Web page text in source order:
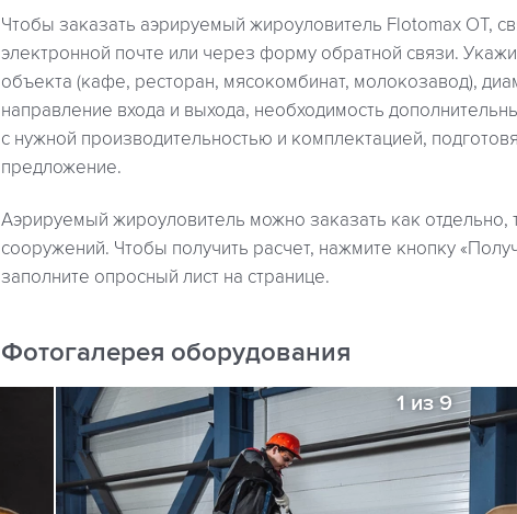
Чтобы заказать аэрируемый жироуловитель Flotomax OT,
электронной почте или через форму обратной связи.
объекта (кафе, ресторан, мясокомбинат, молокозавод),
направление входа и выхода, необходимость
с нужной производительностью и комплектацией,
предложение.
Аэрируемый жироуловитель можно заказать как отдельно,
сооружений. Чтобы получить расчет, нажмите кнопку
заполните опросный лист на странице.
Фотогалерея оборудования
1 из 9